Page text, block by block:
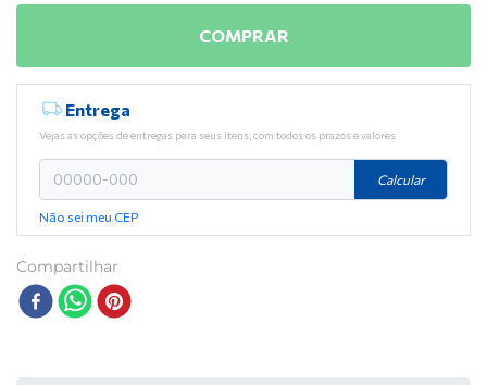
COMPRAR
Entrega
Vejas as opções de entregas para seus itens, com todos os prazos e valores
Calcular
Não sei meu CEP
Compartilhar